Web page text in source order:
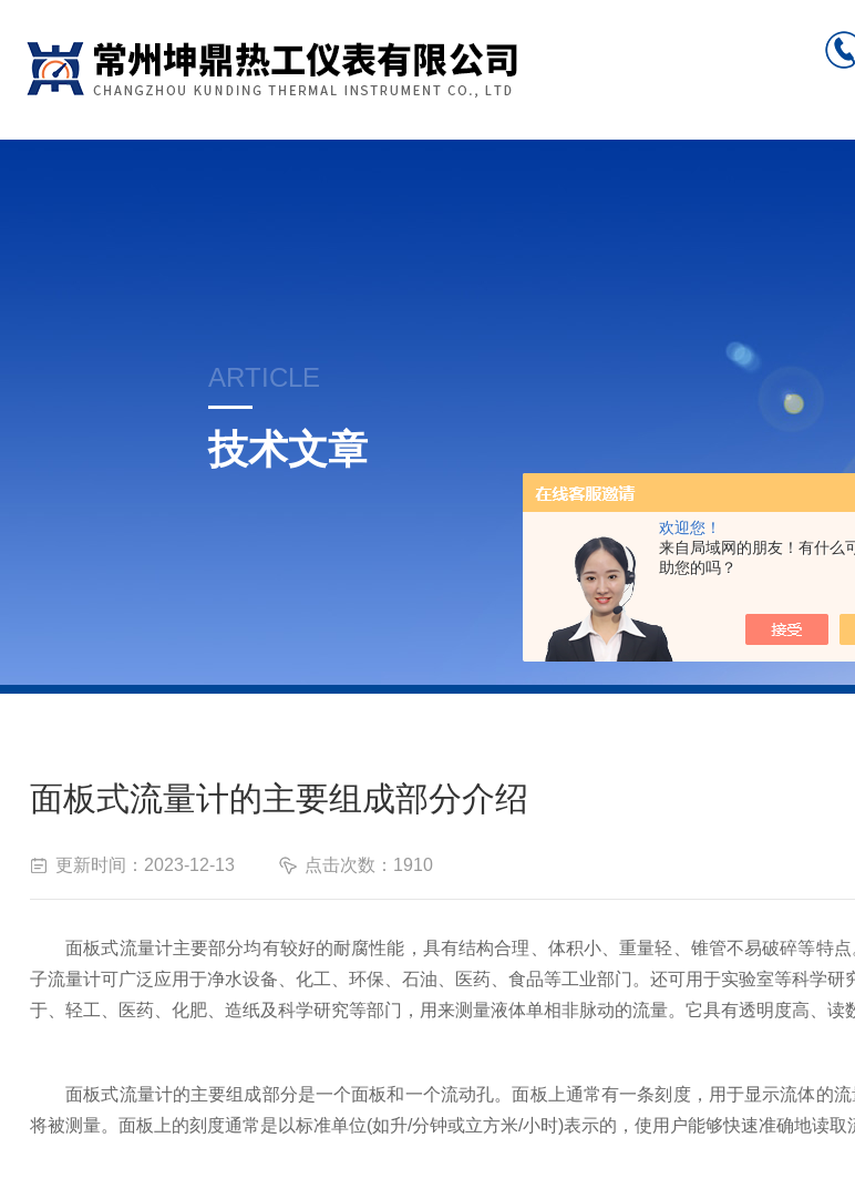
欢迎您！
来自局域网的朋友！有什么
助您的吗？
ARTICLE
技术文章
面板式流量计的主要组成部分介绍
更新时间：2023-12-13 点击次数：1910
面板式流量计主要部分均有较好的耐腐性能，具有结构合理、体积小、重量轻、锥管不易破碎等特
子流量计可广泛应用于净水设备、化工、环保、石油、医药、食品等工业部门。还可用于实验室等科学
于、轻工、医药、化肥、造纸及科学研究等部门，用来测量液体单相非脉动的流量。它具有透明度高、
面板式流量计的主要组成部分是一个面板和一个流动孔。面板上通常有一条刻度，用于显示流体的
将被测量。面板上的刻度通常是以标准单位(如升/分钟或立方米/小时)表示的，使用户能够快速准确地读取